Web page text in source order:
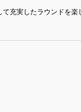
充実したラウンドを楽